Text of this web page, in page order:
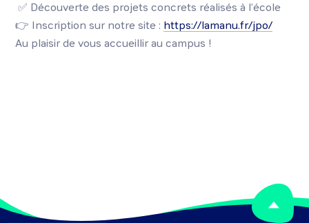
✅ Découverte des projets concrets réalisés à l’école
👉 Inscription sur notre site : https://lamanu.fr/jpo/
Au plaisir de vous accueillir au campus !